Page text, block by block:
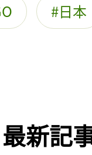
日本
最新記